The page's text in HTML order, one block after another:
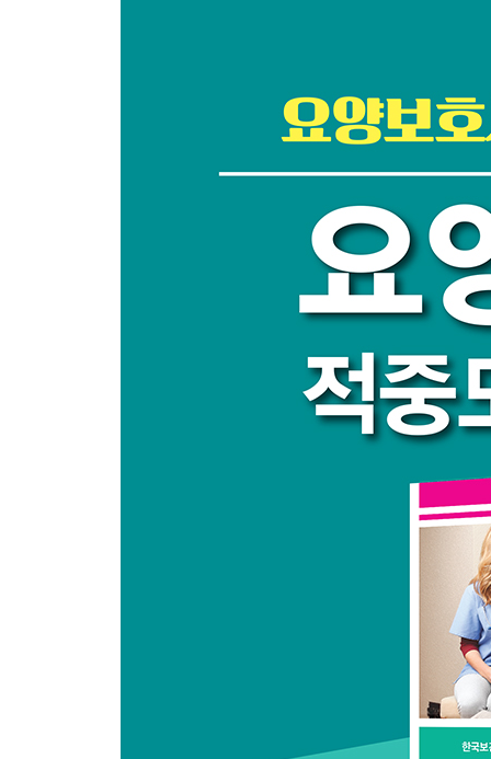
제8회 요양보호사 실전 모의고사 문제(실기)
제9회 요양보호사 실전 모의고사 문제(필기)
제9회 요양보호사 실전 모의고사 문제(실기)
제10회 요양보호사 실전 모의고사 문제(필기)
제10회 요양보호사 실전 모의고사 문제(실기)